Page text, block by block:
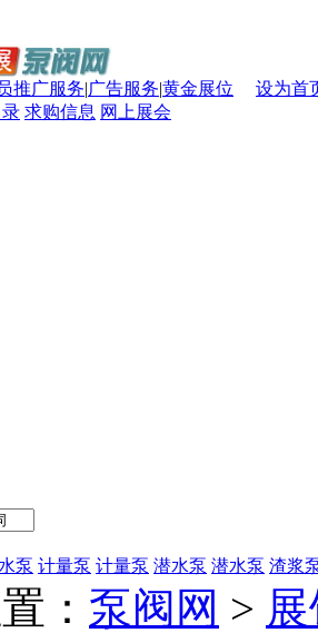
推广服务|广告服务|黄金展位
设为首
求购信息 网上展会
泵 计量泵 计量泵 潜水泵 潜水泵 渣浆
： 泵阀网 >